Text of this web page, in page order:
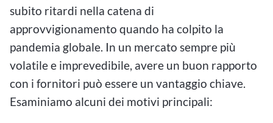
subito ritardi nella catena di
approvvigionamento quando ha colpito la
pandemia globale. In un mercato sempre più
volatile e imprevedibile, avere un buon rapporto
con i fornitori può essere un vantaggio chiave.
Esaminiamo alcuni dei motivi principali: